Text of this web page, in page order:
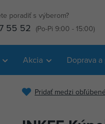
poradiť s výberom?
55 52 (Po-Pi 9:00 - 15:00)
Akcia Doprava
Pridať medzi obľúbené